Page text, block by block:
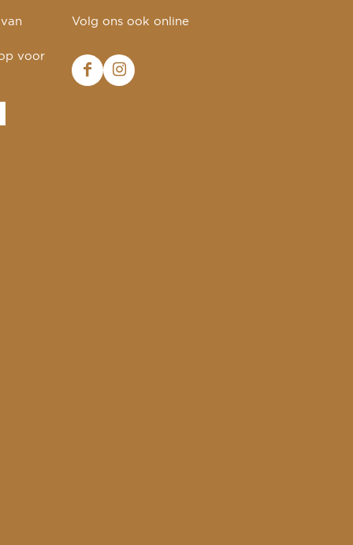
voor
Volg ons ook online